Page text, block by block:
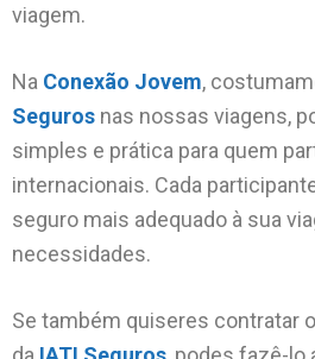
viagem.
Na Conexão Jovem,
Seguros nas nossas viagens,
simples e prática para quem
internacionais. Cada
seguro mais adequado à sua
necessidades.
Se também quiseres contratar